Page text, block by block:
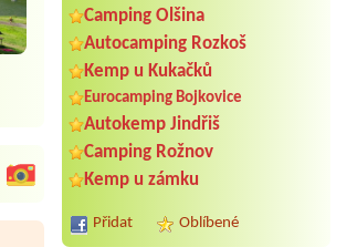
Camping Olšina
Autocamping Rozkoš
Kemp u Kukačků
Eurocamping Bojkovice
Autokemp Jindřiš
Camping Rožnov
Kemp u zámku
Přidat Oblíbené